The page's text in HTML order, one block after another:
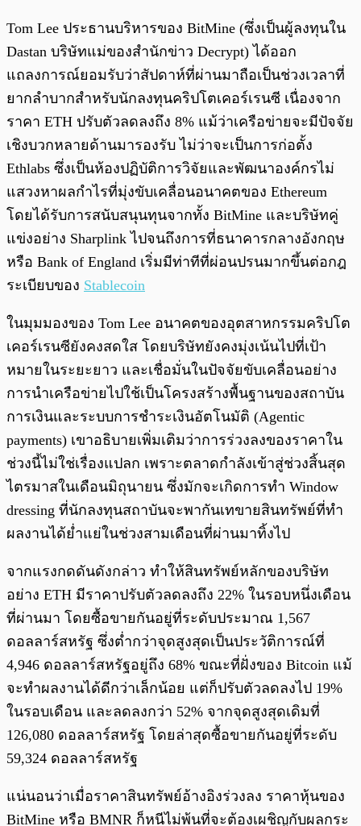
Tom Lee ประธานบริหารของ BitMine (ซึ่งเป็นผู้ลงทุนใน
Dastan บริษัทแม่ของสำนักข่าว Decrypt) ได้ออก
แถลงการณ์ยอมรับว่าสัปดาห์ที่ผ่านมาถือเป็นช่วงเวลาที่
ยากลำบากสำหรับนักลงทุนคริปโตเคอร์เรนซี เนื่องจาก
ราคา ETH ปรับตัวลดลงถึง 8% แม้ว่าเครือข่ายจะมีปัจจัย
เชิงบวกหลายด้านมารองรับ ไม่ว่าจะเป็นการก่อตั้ง
Ethlabs ซึ่งเป็นห้องปฏิบัติการวิจัยและพัฒนาองค์กรไม่
แสวงหาผลกำไรที่มุ่งขับเคลื่อนอนาคตของ Ethereum
โดยได้รับการสนับสนุนทุนจากทั้ง BitMine และบริษัทคู่
แข่งอย่าง Sharplink ไปจนถึงการที่ธนาคารกลางอังกฤษ
หรือ Bank of England เริ่มมีท่าทีที่ผ่อนปรนมากขึ้นต่อกฎ
ระเบียบของ Stablecoin
ในมุมมองของ Tom Lee อนาคตของอุตสาหกรรมคริปโต
เคอร์เรนซียังคงสดใส โดยบริษัทยังคงมุ่งเน้นไปที่เป้า
หมายในระยะยาว และเชื่อมั่นในปัจจัยขับเคลื่อนอย่าง
การนำเครือข่ายไปใช้เป็นโครงสร้างพื้นฐานของสถาบัน
การเงินและระบบการชำระเงินอัตโนมัติ (Agentic
payments) เขาอธิบายเพิ่มเติมว่าการร่วงลงของราคาใน
ช่วงนี้ไม่ใช่เรื่องแปลก เพราะตลาดกำลังเข้าสู่ช่วงสิ้นสุด
ไตรมาสในเดือนมิถุนายน ซึ่งมักจะเกิดการทำ Window
dressing ที่นักลงทุนสถาบันจะพากันเทขายสินทรัพย์ที่ทำ
ผลงานได้ย่ำแย่ในช่วงสามเดือนที่ผ่านมาทิ้งไป
จากแรงกดดันดังกล่าว ทำให้สินทรัพย์หลักของบริษัท
อย่าง ETH มีราคาปรับตัวลดลงถึง 22% ในรอบหนึ่งเดือน
ที่ผ่านมา โดยซื้อขายกันอยู่ที่ระดับประมาณ 1,567
ดอลลาร์สหรัฐ ซึ่งต่ำกว่าจุดสูงสุดเป็นประวัติการณ์ที่
4,946 ดอลลาร์สหรัฐอยู่ถึง 68% ขณะที่ฝั่งของ Bitcoin แม้
จะทำผลงานได้ดีกว่าเล็กน้อย แต่ก็ปรับตัวลดลงไป 19%
ในรอบเดือน และลดลงกว่า 52% จากจุดสูงสุดเดิมที่
126,080 ดอลลาร์สหรัฐ โดยล่าสุดซื้อขายกันอยู่ที่ระดับ
59,324 ดอลลาร์สหรัฐ
แน่นอนว่าเมื่อราคาสินทรัพย์อ้างอิงร่วงลง ราคาหุ้นของ
BitMine หรือ BMNR ก็หนีไม่พ้นที่จะต้องเผชิญกับผลกระ